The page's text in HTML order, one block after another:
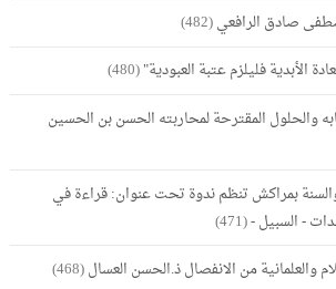
صادق الرافعي(482)
الأبدية فليلزم عتبة العبودية"(480)
والحلول المقترحة لمحاربته الحسن بن الحسين
بمراكش تنظم ندوة تحت عنوان: قراءة في
- السبيل -(471)
والعلمانية من الانفصال ذ.الحسن العسال(468)